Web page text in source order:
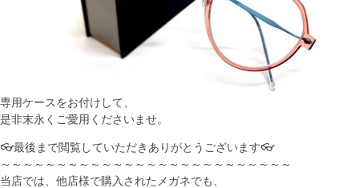
専用ケースをお付けして、
是非末永くご愛用くださいませ。
👓最後まで閲覧していただきありがとうございます👓
～～～～～～～～～～～～～～～～～～～～～～～～～～
当店では、他店様で購入されたメガネでも、